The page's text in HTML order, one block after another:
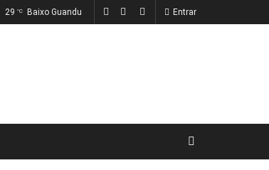
29 °C Baixo Guandu Entrar